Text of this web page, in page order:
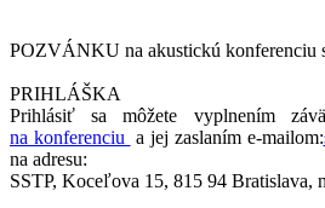
POZVÁNKU na akustickú konferenciu
PRIHLÁŠKA
Prihlásiť sa môžete vyplnením
na konferenciu a jej zaslaním e-mailom:
na adresu:
SSTP, Koceľova 15, 815 94 Bratislava,